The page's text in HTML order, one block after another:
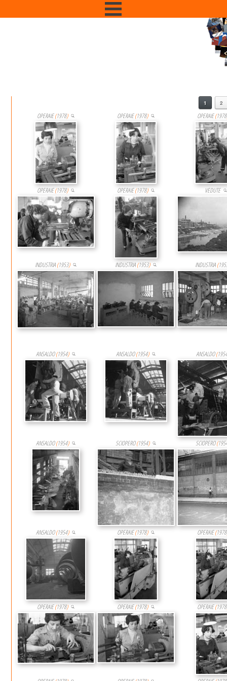
1 2
OPERAIE(1978) OPERAIE(1978) OPERAIE(1978
OPERAIE(1978) OPERAIE(1978) VEDUTE
INDUSTRIA(1953) INDUSTRIA(1953) INDUSTRIA(
ANSALDO(1954) ANSALDO(1954) ANSALDO(1954
ANSALDO(1954) SCIOPERO(1954) SCIOPERO(
ANSALDO(1954) OPERAIE(1978) OPERAIE(1978
OPERAIE(1978) OPERAIE(1978) OPERAIE(1978